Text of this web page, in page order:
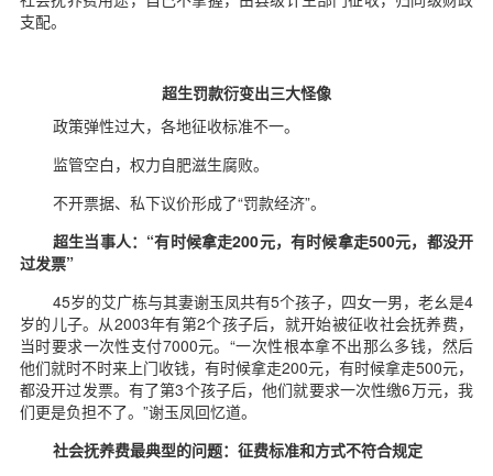
支配。
超生罚款衍变出三大怪像
政策弹性过大，各地征收标准不一。
监管空白，权力自肥滋生腐败。
不开票据、私下议价形成了“罚款经济”。
超生当事人：“有时候拿走200元，有时候拿走500元，都没开
过发票”
45岁的艾广栋与其妻谢玉凤共有5个孩子，四女一男，老幺是4
岁的儿子。从2003年有第2个孩子后，就开始被征收社会抚养费，
当时要求一次性支付7000元。“一次性根本拿不出那么多钱，然后
他们就时不时来上门收钱，有时候拿走200元，有时候拿走500元，
都没开过发票。有了第3个孩子后，他们就要求一次性缴6万元，我
们更是负担不了。”谢玉凤回忆道。
社会抚养费最典型的问题：征费标准和方式不符合规定